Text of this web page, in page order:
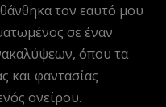
τον εαυτό μου
σε έναν
όπου τα
και φαντασίας
ονείρου.